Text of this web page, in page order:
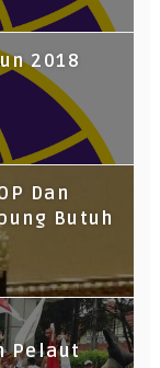
2018
Dan
Butuh
Pelaut